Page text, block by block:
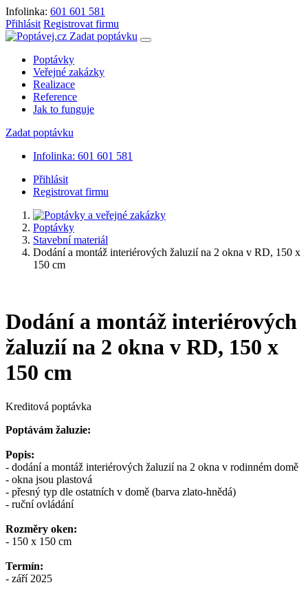
Infolinka: 601 601 581
Přihlásit Registrovat firmu
Zadat poptávku
Poptávky
Veřejné zakázky
Realizace
Reference
Jak to funguje
Zadat poptávku
Infolinka: 601 601 581
Přihlásit
Registrovat firmu
Poptávky
Stavební materiál
Dodání a montáž interiérových žaluzií na 2 okna v RD, 150 x
150 cm
Dodání a montáž interiérových
žaluzií na 2 okna v RD, 150 x
150 cm
Kreditová poptávka
Poptávám žaluzie:
Popis:
- dodání a montáž interiérových žaluzií na 2 okna v rodinném domě
- okna jsou plastová
- přesný typ dle ostatních v domě (barva zlato-hnědá)
- ruční ovládání
Rozměry oken:
- 150 x 150 cm
Termín:
- září 2025